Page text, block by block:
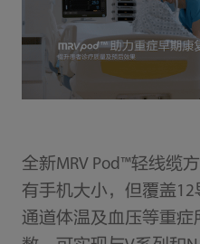
全新MRV Pod™轻线缆
有手机大小，但覆盖12
通道体温及血压等重